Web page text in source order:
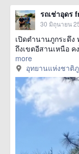
รถเช่าอุดร
30 มิถุนายน
เปิดตำนานภูกระดึง
ถึงเขตอีสานเหนือ
more
อุทยานแห่งชาติ